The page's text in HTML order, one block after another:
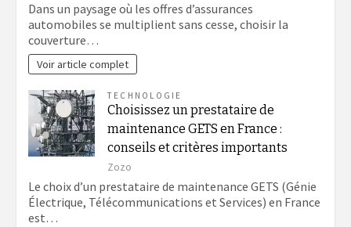
Dans un paysage où les offres d’assurances
automobiles se multiplient sans cesse, choisir la
couverture…
Voir article complet
TECHNOLOGIE
Choisissez un prestataire de
maintenance GETS en France :
conseils et critères importants
Zozo
Le choix d’un prestataire de maintenance GETS (Génie
Électrique, Télécommunications et Services) en France
est…